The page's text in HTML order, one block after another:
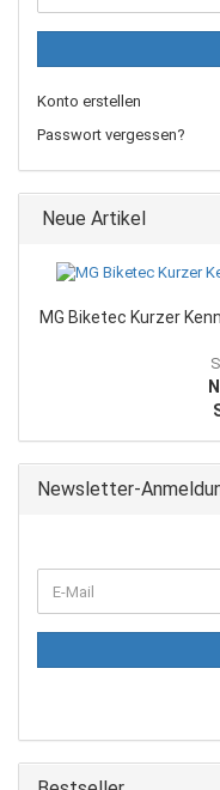
Konto erstellen
Passwort vergessen?
Neue Artikel
MG Biketec Kurzer
Newsletter-
ZUR
E-
Mail